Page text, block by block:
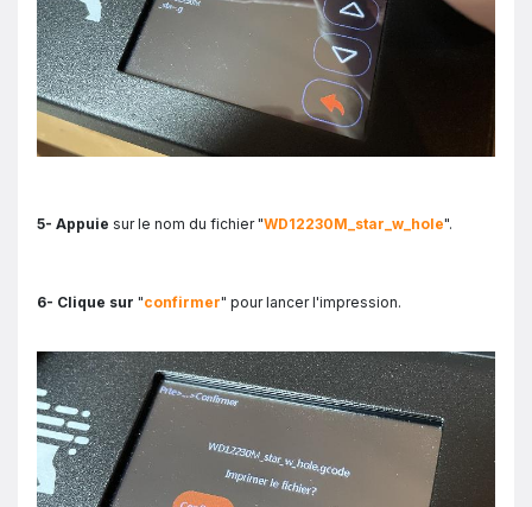
5- Appuie sur le nom du fichier "WD12230M_star_w_hole".
6- Clique sur "confirmer" pour lancer l'impression.